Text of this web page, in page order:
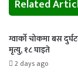
Related
ग्वार्को चोकमा बस
मृत्यु, १८ घाइते
2 days ago